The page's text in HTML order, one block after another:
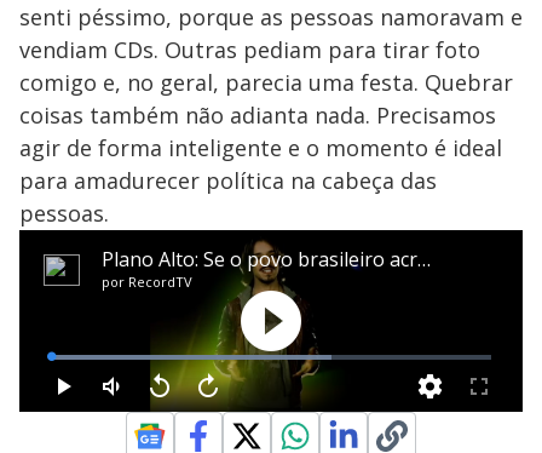
senti péssimo, porque as pessoas namoravam e
vendiam CDs. Outras pediam para tirar foto
comigo e, no geral, parecia uma festa. Quebrar
coisas também não adianta nada. Precisamos
agir de forma inteligente e o momento é ideal
para amadurecer política na cabeça das
pessoas.